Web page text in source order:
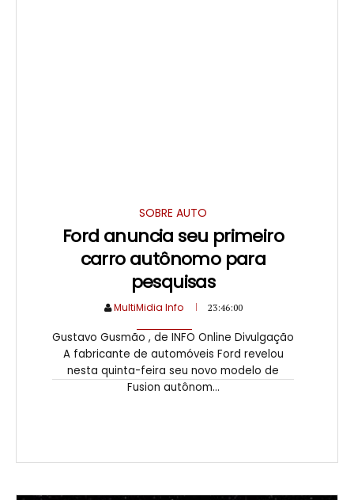
SOBRE AUTO
Ford anuncia seu primeiro
carro autônomo para
pesquisas
MultiMidia Info 23:46:00
Gustavo Gusmão , de INFO Online Divulgação
A fabricante de automóveis Ford revelou
nesta quinta-feira seu novo modelo de
Fusion autônom...